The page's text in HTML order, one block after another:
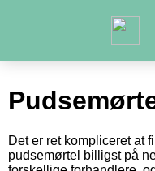
Det er ret kompliceret at
pudsemørtel billigst på